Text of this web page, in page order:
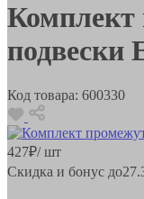
Комплект
подвески
Код товара: 600330
427₽/ шт
Скидка и бонус до